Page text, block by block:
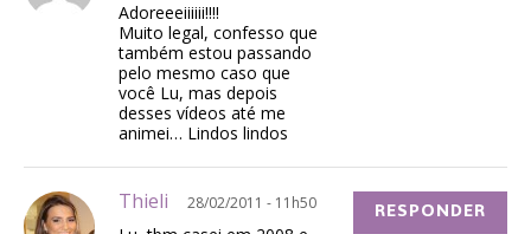
Adoreeeiiiiii!!!!
Muito legal, confesso que
também estou passando
pelo mesmo caso que
você Lu, mas depois
desses vídeos até me
animei… Lindos lindos
Thieli 28/02/2011 - 11h50 RESPONDER